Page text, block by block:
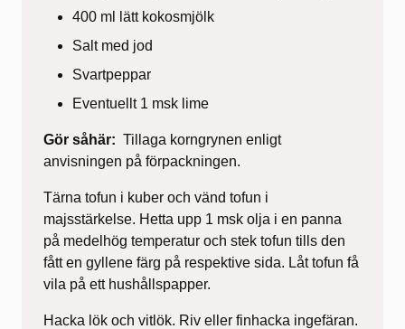
400 ml lätt kokosmjölk
Salt med jod
Svartpeppar
Eventuellt 1 msk lime
Gör såhär: Tillaga korngrynen enligt
anvisningen på förpackningen.
Tärna tofun i kuber och vänd tofun i
majsstärkelse. Hetta upp 1 msk olja i en panna
på medelhög temperatur och stek tofun tills den
fått en gyllene färg på respektive sida. Låt tofun få
vila på ett hushållspapper.
Hacka lök och vitlök. Riv eller finhacka ingefäran.